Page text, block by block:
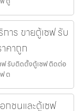
าร ขายตู้เซฟ รับ
คาถูก
ฟ รับติดตั้งตู้เซฟ ติดต่อ
ต
กชนและตู้เซฟ